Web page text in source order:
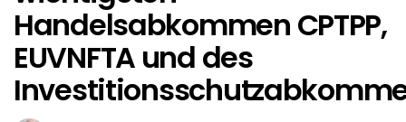
Handelsabkommen CPTPP,
EUVNFTA und des